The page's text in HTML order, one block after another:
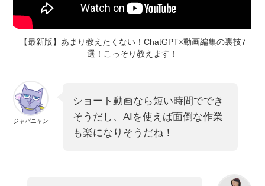
【最新版】あまり教えたくない！ChatGPT×動画編集の裏技7
選！こっそり教えます！
ジャパニャン
ショート動画なら短い時間ででき
そうだし、AIを使えば面倒な作業
も楽になりそうだね！